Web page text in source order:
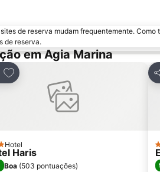
de reserva mudam frequentemente.
de reserva.
em Agia Marina
Adicionar aos favoritos
Hotel
Haris
Boa (503 pontuações)